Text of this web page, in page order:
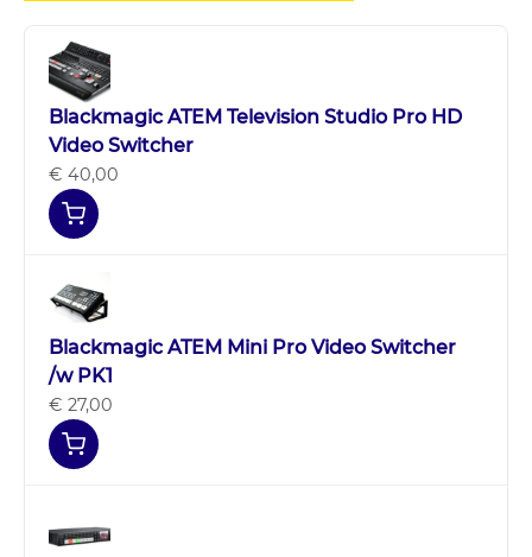
Blackmagic ATEM Television Studio Pro HD
Video Switcher
€ 40,00
Blackmagic ATEM Mini Pro Video Switcher
/w PK1
€ 27,00